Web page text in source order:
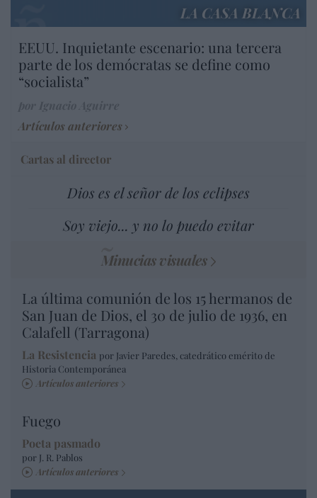
LA CASA BLANCA
EEUU. Inquietante escenario: una tercera
parte de los demócratas se define como
“socialista”
Artículos anteriores
Cartas al director
Dios es el señor de los eclipses
Soy viejo... y no lo puedo evitar
Minucias visuales
La última comunión de los 15 hermanos de
San Juan de Dios, el 30 de julio de 1936, en
Calafell (Tarragona)
La Resistencia por Javier Paredes, catedrático emérito de
Historia Contemporánea
Artículos anteriores
Fuego
Poeta pasmado
por J. R. Pablos
Artículos anteriores